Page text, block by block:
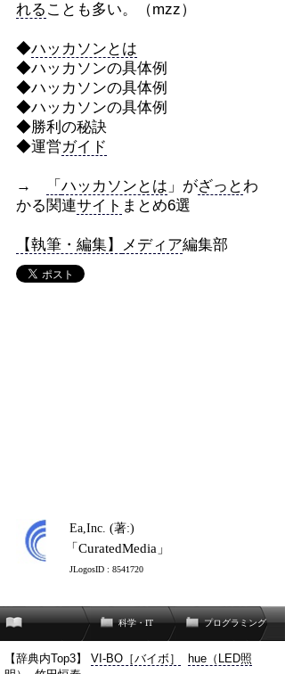
れる ことも多い。（mzz）
◆ハッカソンとは
◆ハッカソンの具体例
◆ハッカソンの具体例
◆ハッカソンの具体例
◆勝利の秘訣
◆運営ガイド
→ 「 ハッカソンとは 」がざっとわ
かる関連サイト まとめ6選
【執筆・編集】 メディア編集部
Ea,Inc. (著:)
「CuratedMedia」
JLogosID : 8541720
科学・IT プログラミング
【辞典内Top3】 VI-BO［バイボ］
hue（LED照